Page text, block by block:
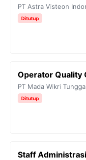
PT Astra Visteon
Ditutup
Operator Quality
PT Mada Wikri Tunggal
Ditutup
Staff